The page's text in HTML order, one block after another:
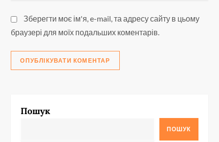
Зберегти моє ім'я, e-mail, та адресу сайту в цьому
браузері для моїх подальших коментарів.
Пошук
ПОШУК